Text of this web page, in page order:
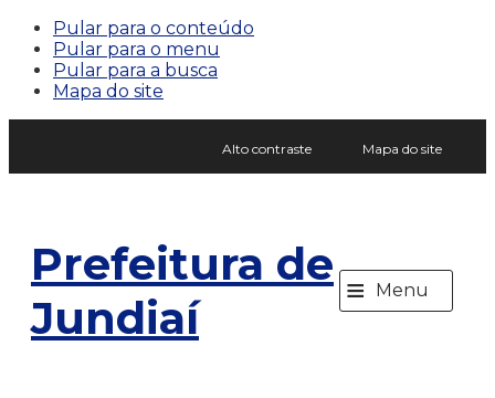
Pular para o conteúdo
Pular para o menu
Pular para a busca
Mapa do site
Alto contraste Mapa do site
Prefeitura de
Jundiaí
≡ Menu